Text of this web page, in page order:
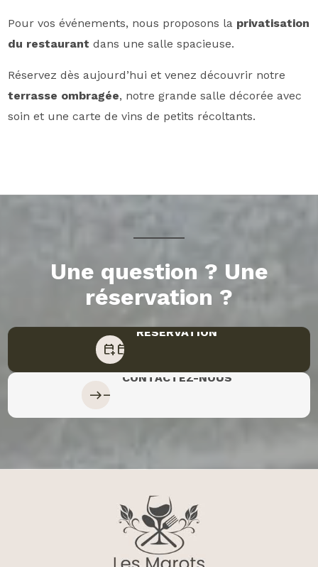
Pour vos événements, nous proposons la privatisation
du restaurant dans une salle spacieuse.
Réservez dès aujourd’hui et venez découvrir notre
terrasse ombragée, notre grande salle décorée avec
soin et une carte de vins de petits récoltants.
Une question ? Une
réservation ?
calendar_add_oncalendar_add_on
RESERVATION
easteast
CONTACTEZ-NOUS
CONTACTEZ-NOUS